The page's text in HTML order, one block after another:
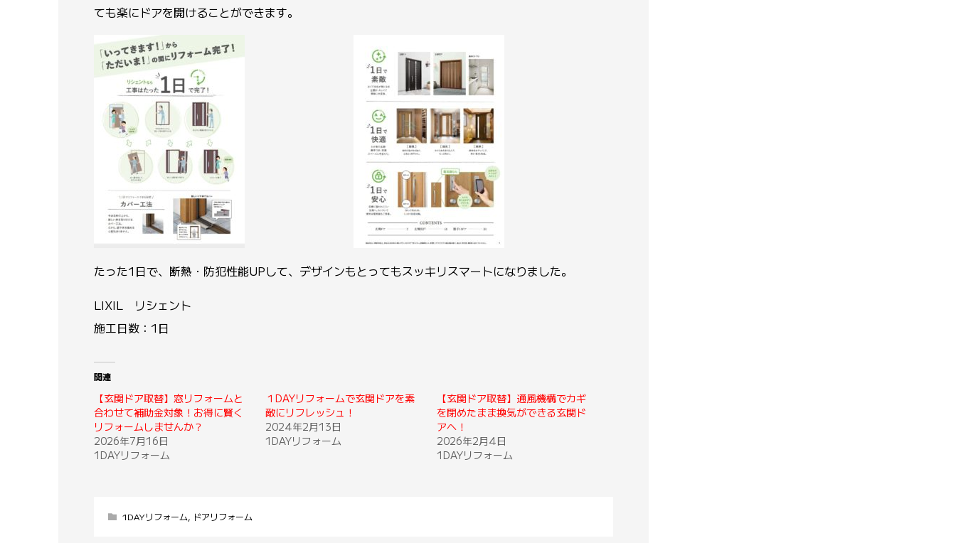
ても楽にドアを開けることができます。
たった1日で、断熱・防犯性能UPして、デザインもとってもスッキリスマートになりました。
LIXIL リシェント
施工日数：1日
関連
【玄関ドア取替】窓リフォームと
合わせて補助金対象！お得に賢く
リフォームしませんか？
2026年7月16日
1DAYリフォーム
１DAYリフォームで玄関ドアを素
敵にリフレッシュ！
2024年2月13日
1DAYリフォーム
【玄関ドア取替】通風機構でカギ
を閉めたまま換気ができる玄関ド
アへ！
2026年2月4日
1DAYリフォーム
1DAYリフォーム, ドアリフォーム